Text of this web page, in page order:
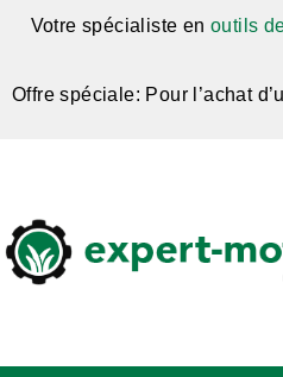
Votre spécialiste en outils
Offre spéciale: Pour l’achat